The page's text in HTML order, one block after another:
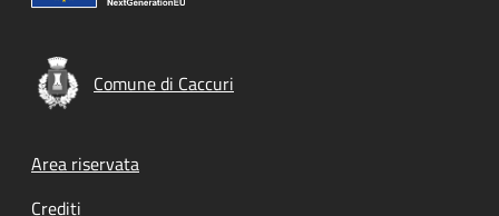
Comune di Caccuri
Footer menu
Area riservata
Crediti